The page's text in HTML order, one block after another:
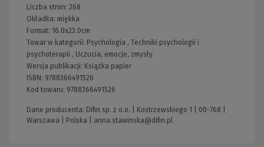
Liczba stron: 268
Okładka: miękka
Format: 16.0x23.0cm
Towar w kategorii: Psychologia , Techniki psychologii i
psychoterapii , Uczucia, emocje, zmysły
Wersja publikacji: Książka papier
ISBN: 9788366491526
Kod towaru: 9788366491526
Dane producenta: Difin sp. z o.o. | Kostrzewskiego 1 | 00-768 |
Warszawa | Polska | anna.stawinska@difin.pl